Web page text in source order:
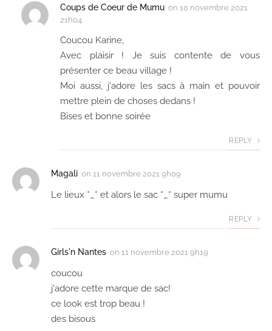
Coups de Coeur de Mumu on 10 novembre 2021
21h04
Coucou Karine,
Avec plaisir ! Je suis contente de vous
présenter ce beau village !
Moi aussi, j'adore les sacs à main et pouvoir
mettre plein de choses dedans !
Bises et bonne soirée
REPLY
Magali on 11 novembre 2021 9h09
Le lieux *_* et alors le sac *_* super mumu
REPLY
Girls'n Nantes on 11 novembre 2021 9h19
coucou
j'adore cette marque de sac!
ce look est trop beau !
des bisous